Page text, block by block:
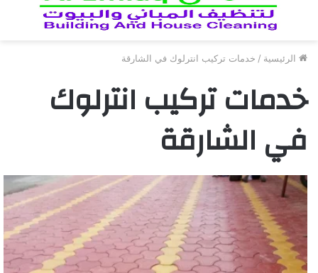
الرئيسية / خدمات تركيب انترلوك في الشارقة
خدمات تركيب انترلوك
في الشارقة